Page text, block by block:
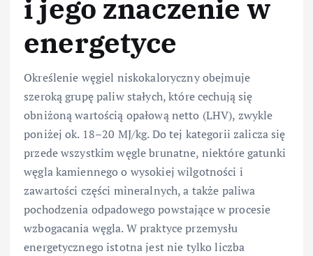
i jego znaczenie w
energetyce
Określenie węgiel niskokaloryczny obejmuje
szeroką grupę paliw stałych, które cechują się
obniżoną wartością opałową netto (LHV), zwykle
poniżej ok. 18–20 MJ/kg. Do tej kategorii zalicza się
przede wszystkim węgle brunatne, niektóre gatunki
węgla kamiennego o wysokiej wilgotności i
zawartości części mineralnych, a także paliwa
pochodzenia odpadowego powstające w procesie
wzbogacania węgla. W praktyce przemysłu
energetycznego istotna jest nie tylko liczba